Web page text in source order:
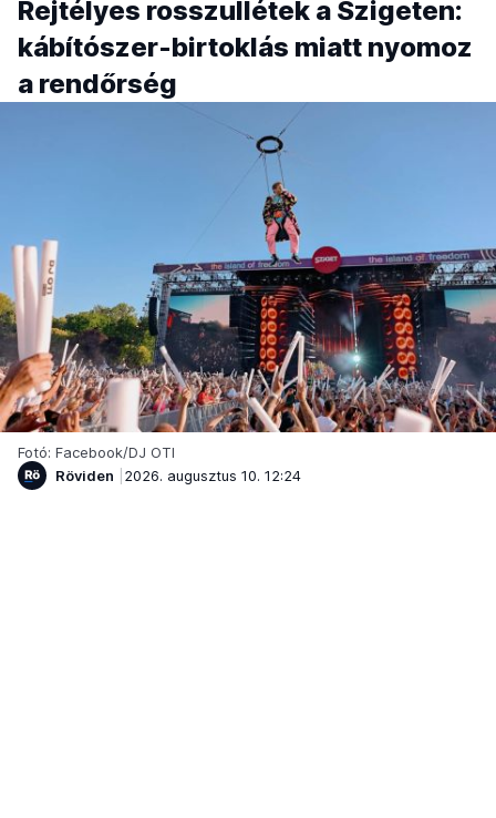
Rejtélyes rosszullétek a Szigeten:
kábítószer-birtoklás miatt nyomoz
a rendőrség
Fotó: Facebook/DJ OTI
Röviden
2026. augusztus 10. 12:24